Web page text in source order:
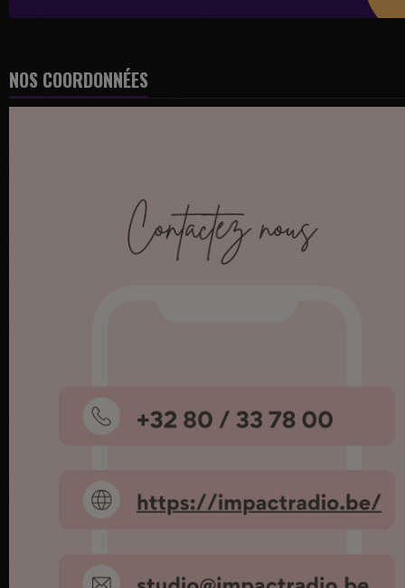
NOS COORDONNÉES